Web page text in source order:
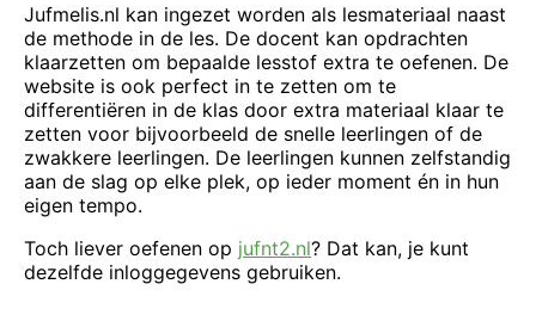
Jufmelis.nl kan ingezet worden als lesmateriaal naast
de methode in de les. De docent kan opdrachten
klaarzetten om bepaalde lesstof extra te oefenen. De
website is ook perfect in te zetten om te
differentiëren in de klas door extra materiaal klaar te
zetten voor bijvoorbeeld de snelle leerlingen of de
zwakkere leerlingen. De leerlingen kunnen zelfstandig
aan de slag op elke plek, op ieder moment én in hun
eigen tempo.
Toch liever oefenen op jufnt2.nl? Dat kan, je kunt
dezelfde inloggegevens gebruiken.